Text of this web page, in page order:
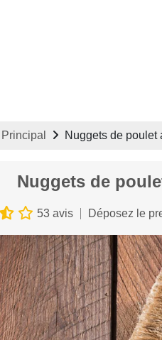
Nuggets de poulet
Nuggets de
53 avis Déposez le